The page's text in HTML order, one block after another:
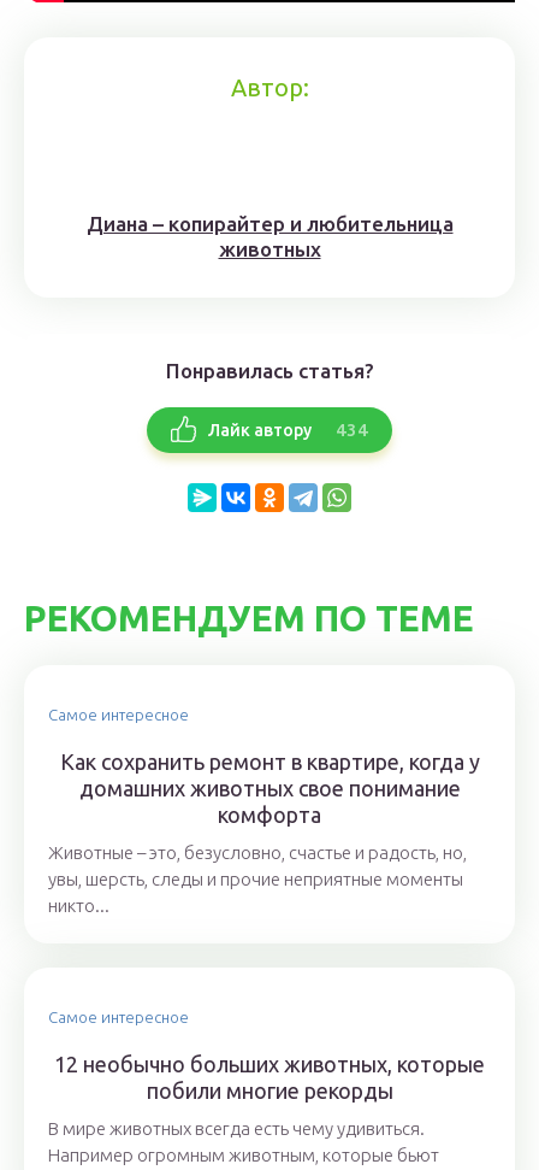
Автор:
Диана – копирайтер и любительница
животных
Понравилась статья?
Лайк автору 434
РЕКОМЕНДУЕМ ПО ТЕМЕ
Самое интересное
Как сохранить ремонт в квартире, когда у
домашних животных свое понимание
комфорта
Животные – это, безусловно, счастье и радость, но,
увы, шерсть, следы и прочие неприятные моменты
никто...
Самое интересное
12 необычно больших животных, которые
побили многие рекорды
В мире животных всегда есть чему удивиться.
Например огромным животным, которые бьют